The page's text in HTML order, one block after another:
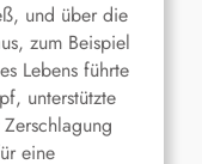
und über die
zum Beispiel
Lebens führte
unterstützte
eine